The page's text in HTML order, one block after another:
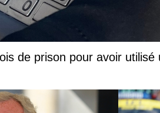
de prison pour avoir